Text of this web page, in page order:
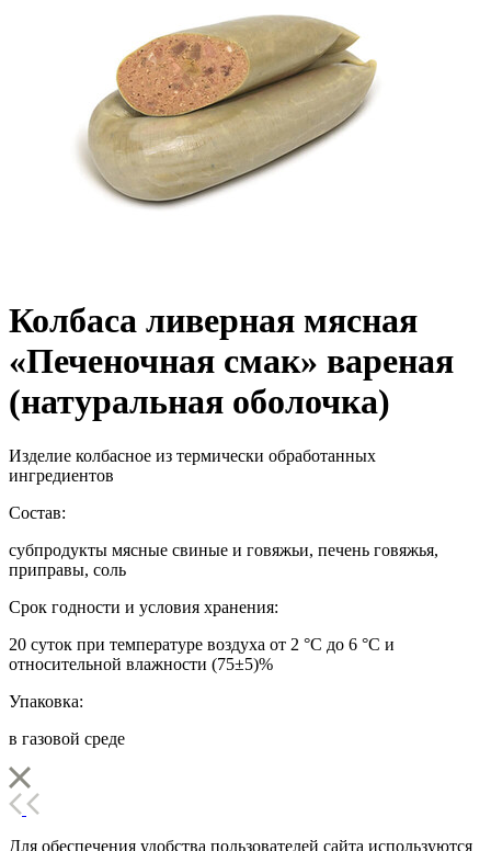
Колбаса ливерная мясная
«Печеночная смак» вареная
(натуральная оболочка)
Изделие колбасное из термически обработанных
ингредиентов
Состав:
субпродукты мясные свиные и говяжьи, печень говяжья,
приправы, соль
Срок годности и условия хранения:
20 суток при температуре воздуха от 2 °С до 6 °С и
относительной влажности (75±5)%
Упаковка:
в газовой среде
Для обеспечения удобства пользователей сайта используются